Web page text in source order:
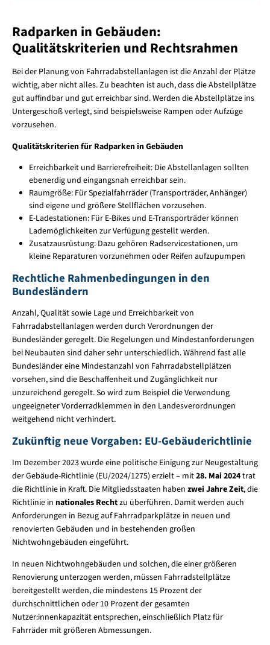
Radparken in Gebäuden:
Qualitätskriterien und Rechtsrahmen
Bei der Planung von Fahrradabstellanlagen ist die Anzahl der Plätze
wichtig, aber nicht alles. Zu beachten ist auch, dass die Abstellplätze
gut auffindbar und gut erreichbar sind. Werden die Abstellplätze ins
Untergeschoß verlegt, sind beispielsweise Rampen oder Aufzüge
vorzusehen.
Qualitätskriterien für Radparken in Gebäuden
Erreichbarkeit und Barrierefreiheit: Die Abstellanlagen sollten
ebenerdig und eingangsnah erreichbar sein.
Raumgröße: Für Spezialfahrräder (Transporträder, Anhänger)
sind eigene und größere Stellflächen vorzusehen.
E-Ladestationen: Für E-Bikes und E-Transporträder können
Lademöglichkeiten zur Verfügung gestellt werden.
Zusatzausrüstung: Dazu gehören Radservicestationen, um
kleine Reparaturen vorzunehmen oder Reifen aufzupumpen
Rechtliche Rahmenbedingungen in den
Bundesländern
Anzahl, Qualität sowie Lage und Erreichbarkeit von
Fahrradabstellanlagen werden durch Verordnungen der
Bundesländer geregelt. Die Regelungen und Mindestanforderungen
bei Neubauten sind daher sehr unterschiedlich. Während fast alle
Bundesländer eine Mindestanzahl von Fahrradabstellplätzen
vorsehen, sind die Beschaffenheit und Zugänglichkeit nur
unzureichend geregelt. So wird zum Beispiel die Verwendung
ungeeigneter Vorderradklemmen in den Landesverordnungen
weitgehend nicht verhindert.
Zukünftig neue Vorgaben: EU-Gebäuderichtlinie
Im Dezember 2023 wurde eine politische Einigung zur Neugestaltung
der Gebäude-Richtlinie (EU/2024/1275) erzielt – mit28. Mai 2024trat
die Richtlinie in Kraft. Die Mitgliedsstaaten haben zwei Jahre Zeit, die
Richtlinie in nationales Rechtzu überführen. Damit werden auch
Anforderungen in Bezug auf Fahrradparkplätze in neuen und
renovierten Gebäuden und in bestehenden großen
Nichtwohngebäuden eingeführt.
In neuen Nichtwohngebäuden und solchen, die einer größeren
Renovierung unterzogen werden, müssen Fahrradstellplätze
bereitgestellt werden, die mindestens 15 Prozent der
durchschnittlichen oder 10 Prozent der gesamten
Nutzer:innenkapazität entsprechen, einschließlich Platz für
Fahrräder mit größeren Abmessungen.